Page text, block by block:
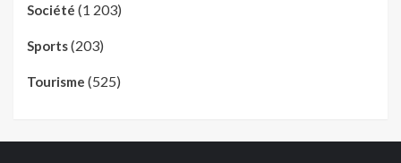
Société (1 203)
Sports(203)
Tourisme (525)